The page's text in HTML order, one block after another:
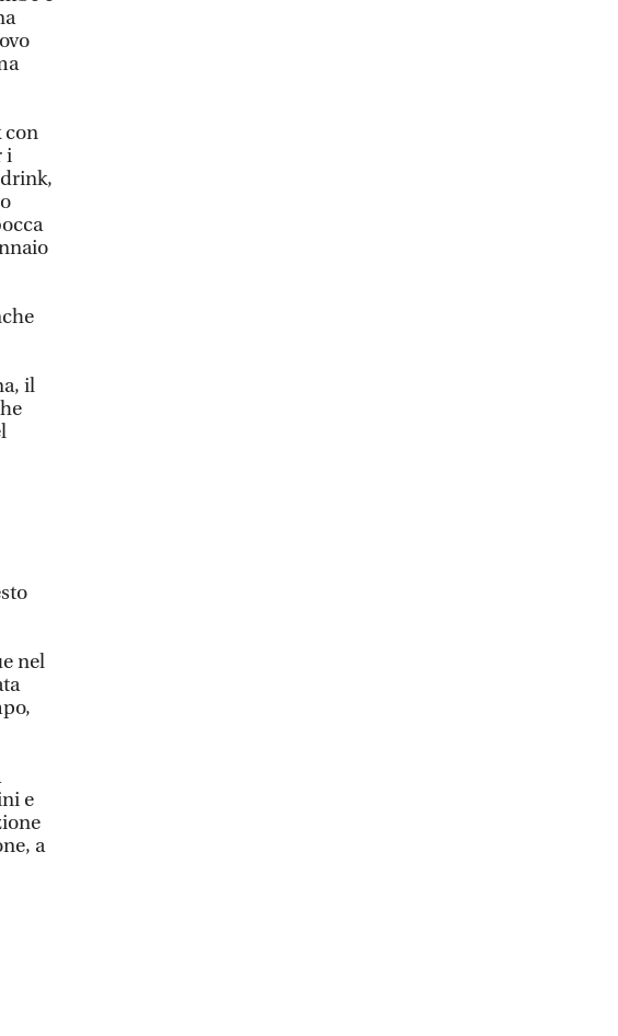
con
i
il
nel
e
a